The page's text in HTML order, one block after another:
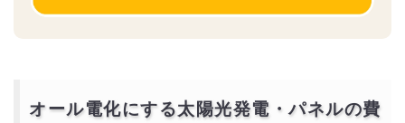
オール電化にする太陽光発電・パネルの費